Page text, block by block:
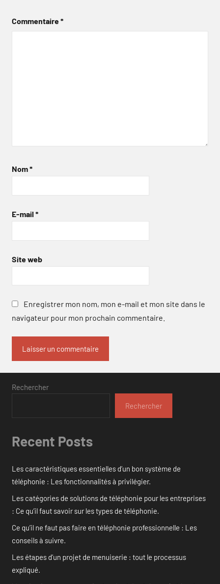
Commentaire*
Nom*
E-mail *
Site web
Enregistrer mon nom, mon e-mail et mon site dans le
navigateur pour mon prochain commentaire.
Rechercher
Rechercher
Recent Posts
Les caractéristiques essentielles d’un bon système de
téléphonie : Les fonctionnalités à privilégier.
Les catégories de solutions de téléphonie pour les entreprises
: Ce qu’il faut savoir sur les types de téléphonie.
Ce qu’il ne faut pas faire en téléphonie professionnelle : Les
conseils à suivre.
Les étapes d’un projet de menuiserie : tout le processus
expliqué.